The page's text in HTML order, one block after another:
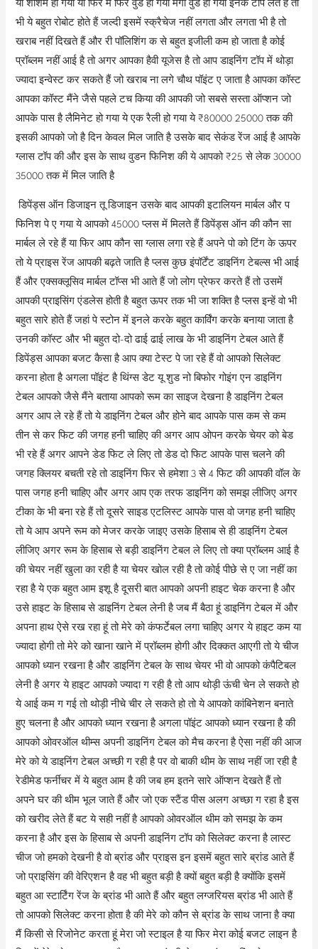
या शीशम हो गया या फिर मैं फिर वुड हो गया मैंगो वुड हो गया इनके टॉप लेते हैं तो
भी ये बहुत रोबोट होते हैं जल्दी इसमें स्क्रैचेज नहीं लगता और लगता भी है तो
खराब नहीं दिखते हैं और री पॉलिशिंग क से बहुत इजीली कम हो जाता है कोई
प्रॉब्लम नहीं आई है तो अगर आपका हैवी यूजेस है तो आप डाइनिंग टॉप में थोड़ा
ज्यादा इन्वेस्ट कर सकते हैं जो खराब ना लगे चौथ पॉइंट ए जाता है आपका कॉस्ट
आपका कॉस्ट मैंने जैसे पहले टच किया की आपकी जो सबसे सस्ता ऑप्शन जो
आपके पास है लैमिनेट हो गया ये एक रैली हो गया ये ₹80000 25000 तक की
इसकी आपको जो है दिन केवल मिल जाति है उसके बाद सेकंड रेंज आई है आपके
ग्लास टॉप की और इस के साथ वुडन फिनिश की ये आपको ₹25 से लेक 30000
35000 तक में मिल जाति है
डिपेंड्स ऑन डिजाइन तू डिजाइन उसके बाद आपकी इटालियन मार्बल और प
फिनिश पे ए गया ये आपको 45000 प्लस में मिलते हैं डिपेंड्स ऑन की कौन सा
मार्बल ले रहे हैं या फिर आप कौन सा ग्लास लगा रहे हैं अपने पो को टिंग के ऊपर
तो ये प्राइस रेंज आपकी बढ़ते जाति है प्लस कुछ इंपॉर्टेंट डाइनिंग टेबल्स भी आई
हैं और एक्सक्लूसिव मार्बल टॉप्स भी आते हैं जो लोग प्रेफर करते हैं तो उसमें
आपकी प्राइसिंग एंडलेस होती है बहुत ऊपर तक भी जा शक्ति है प्लस इन्हें वो भी
बहुत सारे होते हैं जहां पे स्टोन में इनले करके बहुत कार्विंग करके बनाया जाता है
उनकी कॉस्ट और भी बहुत दो-दो ढाई ढाई लाख के भी डाइनिंग टेबल आते हैं
डिपेंड्स आपका बजट कैसा है आप क्या टेस्ट पे जा रहे हैं वो आपको सिलेक्ट
करना होता है अगला पॉइंट है थिंग्स डेट यू शुड नो बिफोर गोइंग एन डाइनिंग
टेबल आपको जैसे मैंने बताया आपको रूम का साइज देखना है डाइनिंग टेबल
अगर आप ले रहे हैं तो ये डाइनिंग टेबल और होने बाद आपके पास कम से कम
तीन से कर फिट की जगह हनी चाहिए की अगर आप ओपन करके चेयर को बेड
भी रहे हैं अगर आपने डेड फिट ले लिए तो डेड दो फिट आपके पास चलने की
जगह क्लियर बचती रहे तो डाइनिंग फिर से हमेशा 3 से 4 फिट की आपकी वॉल के
पास जगह हनी चाहिए और अगर आप एक तरफ डाइनिंग को समझ लीजिए अगर
टीका के भी बना रहे हैं तो दूसरे साइड एटलिस्ट आपके पास वो जगह हनी चाहिए
तो ये आप अपने रूम को मेजर करके जाइए उसके हिसाब से ही डाइनिंग टेबल
लीजिए अगर रूम के हिसाब से बड़ी डाइनिंग टेबल ले लिए तो क्या प्रॉब्लम आई है
की चेयर नहीं खुला का रही है या चेयर खोल रही है तो कोई पीछे से ए जा नहीं का
रहा है ये एक बहुत आम इशू है दूसरी बात आपको अपनी हाइट चेक करना है और
उसे हाइट के हिसाब से डाइनिंग टेबल लेनी है जब मैं बैठा हूं डाइनिंग टेबल में और
अपना हाथ ऐसे रख रहा हूं तो मेरे को कंफर्टेबल लगा चाहिए अगर ये हाइट कम या
ज्यादा होगी तो मेरे को खाना खाने में प्रॉब्लम होगी और दिक्कत आएगी तो ये चीज
आपको ध्यान रखना है और डाइनिंग टेबल के साथ चेयर भी वो आपको कंपैटिबल
लेनी है अगर ये हाइट आपको ज्यादा ग रही है तो आप थोड़ी ऊंची चेन ले सकते हो
ये आई कम ग गई तो थोड़ी नीचे चीर ले सकते हो तो ये आपको कांबिनेशन बनाते
हुए चलना है और आपको ध्यान रखना है अगला पॉइंट आपको ध्यान रखना है की
आपको ओवरऑल थीम्स अपनी डाइनिंग टेबल को मैच करना है ऐसा नहीं की आज
मेरे को ये डाइनिंग टेबल अच्छी ग रही है पर वो बाकी थीम के साथ नहीं जा रही है
रेडीमेड फर्नीचर में ये बहुत आम है की जब हम इतने सारे ऑप्शन देखते हैं तो
अपने घर की थीम भूल जाते हैं और जो एक स्टैंड पीस अलग अच्छा ग रहा है इस
को खरीद लेते हैं बट ये सही नहीं है आपको ओवरऑल थीम को समझ के कम
करना है और इस के हिसाब से अपनी डाइनिंग टॉप को सिलेक्ट करना है लास्ट
चीज जो हमको देखनी है वो ब्रांड और प्राइस इन इसमें बहुत सारे ब्रांड आते हैं
जो प्राइसिंग की वेरिएशन है वह भी बहुत बड़ी है क्यों बहुत बड़ी है क्योंकि इसमें
बहुत आ स्टार्टिंग रेंज के ब्रांड भी आते हैं और बहुत लग्जरियस ब्रांड भी आते हैं
तो आपको सिलेक्ट करना होता है की मेरे को कौन से ब्रांड के साथ जाना है क्या
मैं किसी से रिजोनेट करता हूं मेरा जो स्टाइल है या फिर मेरा कोई बजट लाइन है